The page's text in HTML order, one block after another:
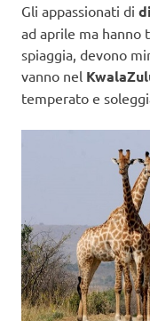
Gli appassionati di
ad aprile ma hanno
spiaggia, devono
vanno nel
temperato e